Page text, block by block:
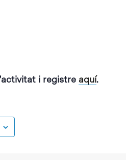
i registre aquí.